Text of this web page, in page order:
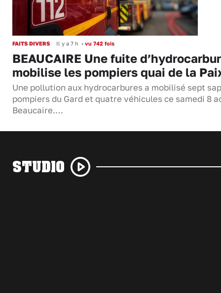
FAITS DIVERS Il y a 7 h • vu 742 fois
BEAUCAIRE Une fuite
mobilise les pompiers quai de la
Une pollution aux hydrocarbures a mobilisé sept
pompiers du Gard et quatre véhicules ce samedi 8
Beaucaire.…
STUDIO